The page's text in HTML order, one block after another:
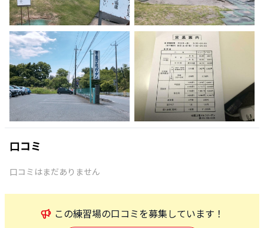
口コミ
口コミはまだありません
この練習場の口コミを募集しています！